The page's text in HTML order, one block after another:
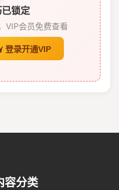
锁定
VIP会员免费查看
登录开通VIP
容分类